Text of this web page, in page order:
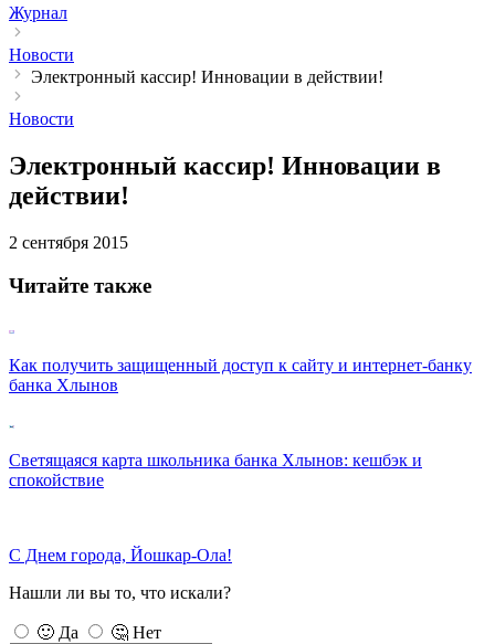
Журнал
Новости
Электронный кассир! Инновации в действии!
Новости
Электронный кассир! Инновации в
действии!
2 сентября 2015
Читайте также
Как получить защищенный доступ к сайту и интернет-банку
банка Хлынов
Светящаяся карта школьника банка Хлынов: кешбэк и
спокойствие
С Днем города, Йошкар-Ола!
Нашли ли вы то, что искали?
🙂 Да 🤔 Нет